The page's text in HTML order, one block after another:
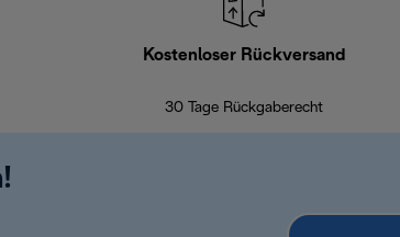
Kostenloser Rückversand
30 Tage Rückgaberecht